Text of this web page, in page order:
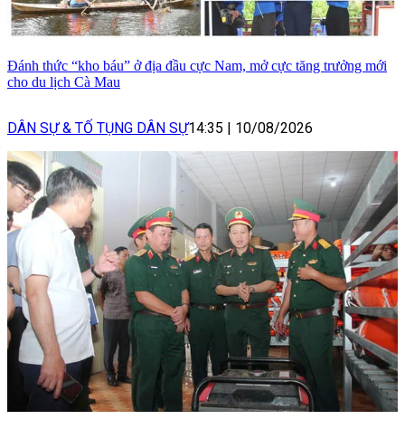
Đánh thức “kho báu” ở địa đầu cực Nam, mở cực tăng trưởng mới
cho du lịch Cà Mau
DÂN SỰ & TỐ TỤNG DÂN SỰ14:35 | 10/08/2026